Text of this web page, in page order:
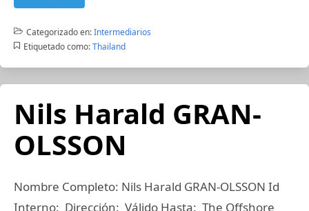
Categorizado en:Intermediarios
Etiquetado como: Thailand
Nils Harald GRAN-
OLSSON
Nombre Completo: Nils Harald GRAN-OLSSON Id
Interno: Dirección: Válido Hasta: The Offshore